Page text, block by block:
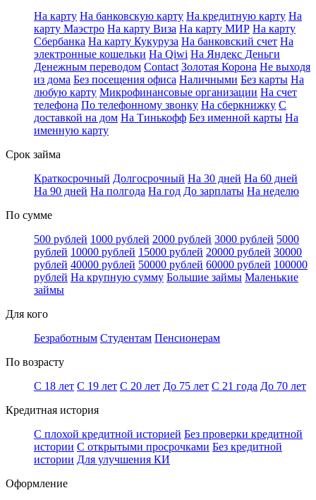
На карту На банковскую карту На кредитную карту На
карту Маэстро На карту Виза На карту МИР На карту
Сбербанка На карту Кукуруза На банковский счет На
электронные кошельки На Qiwi На Яндекс Деньги
Денежным переводом Contact Золотая Корона Не выходя
из дома Без посещения офиса Наличными Без карты На
любую карту Микрофинансовые организации На счет
телефона По телефонному звонку На сберкнижку С
доставкой на дом На Тинькофф Без именной карты На
именную карту
Срок займа
Краткосрочный Долгосрочный На 30 дней На 60 дней
На 90 дней На полгода На год До зарплаты На неделю
По сумме
500 рублей 1000 рублей 2000 рублей 3000 рублей 5000
рублей 10000 рублей 15000 рублей 20000 рублей 30000
рублей 40000 рублей 50000 рублей 60000 рублей 100000
рублей На крупную сумму Большие займы Маленькие
займы
Для кого
Безработным Студентам Пенсионерам
По возрасту
С 18 лет С 19 лет С 20 лет До 75 лет С 21 года До 70 лет
Кредитная история
С плохой кредитной историей Без проверки кредитной
истории С открытыми просрочками Без кредитной
истории Для улучшения КИ
Оформление